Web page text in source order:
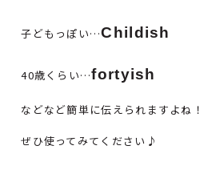
子どもっぽい…Childish
40歳くらい…fortyish
などなど簡単に伝えられますよね！
ぜひ使ってみてください♪